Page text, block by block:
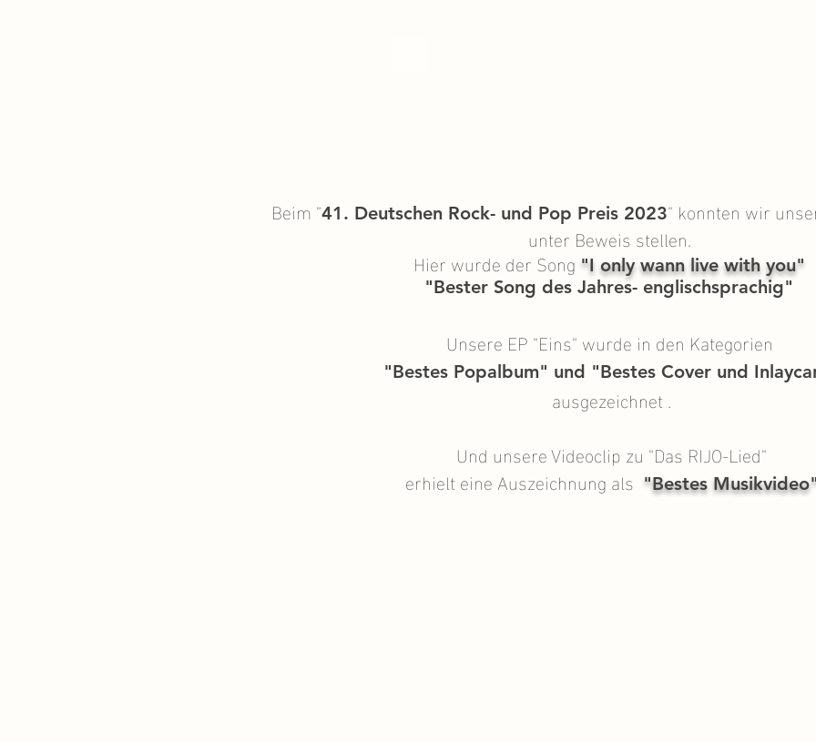
Beim "41. Deutschen Rock- und Pop Preis 2023" konnten wir
unter Beweis stellen.
Hier wurde der Song "I only wann live with you"
"Bester Song des Jahres- englischsprachig"
Unsere EP "Eins" wurde in den Kategorien
"Bestes Popalbum" und "Bestes Cover und
ausgezeichnet .
Und unsere Videoclip zu "Das RIJO-Lied"
erhielt eine Auszeichnung als "Bestes